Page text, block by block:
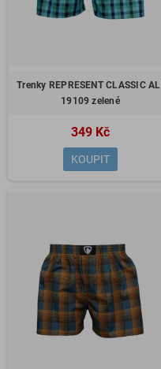
Trenky REPRESENT CLASSIC ALI
19109 zelené
349 Kč
KOUPIT